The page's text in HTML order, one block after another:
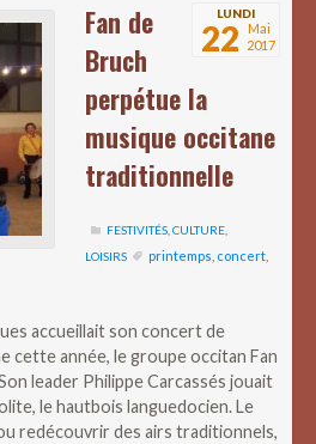
LUNDI
22
Mai
2017
Fan de
Bruch
perpétue la
musique occitane
traditionnelle
FESTIVITÉS CULTURE
LOISIRS
printemps concert
accueillait son concert de
cette année, le groupe occitan Fan
leader Philippe Carcassés jouait
le hautbois languedocien. Le
redécouvrir des airs traditionnels,